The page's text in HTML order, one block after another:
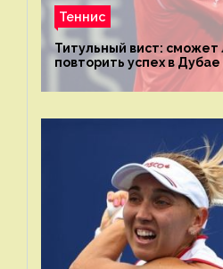
Теннис
Титульный вист:
повторить успех в Дубае